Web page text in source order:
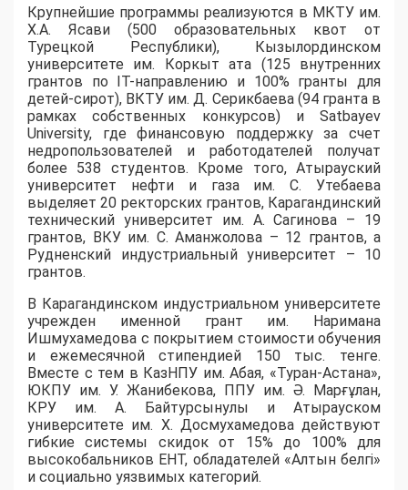
​Крупнейшие программы реализуются в МКТУ им.
Х.А. Ясави (500 образовательных квот от
Турецкой Республики), Кызылординском
университете им. Коркыт ата (125 внутренних
грантов по IT-направлению и 100% гранты для
детей-сирот), ВКТУ им. Д. Серикбаева (94 гранта в
рамках собственных конкурсов) и Satbayev
University, где финансовую поддержку за счет
недропользователей и работодателей получат
более 538 студентов. Кроме того, Атырауский
университет нефти и газа им. С. Утебаева
выделяет 20 ректорских грантов, Карагандинский
технический университет им. А. Сагинова – 19
грантов, ВКУ им. С. Аманжолова – 12 грантов, а
Рудненский индустриальный университет – 10
грантов.
​В Карагандинском индустриальном университете
учрежден именной грант им. Наримана
Ишмухамедова с покрытием стоимости обучения
и ежемесячной стипендией 150 тыс. тенге.
Вместе с тем в КазНПУ им. Абая, «Туран-Астана»,
ЮКПУ им. У. Жанибекова, ППУ им. Ә. Марғұлан,
КРУ им. А. Байтурсынулы и Атырауском
университете им. Х. Досмухамедова действуют
гибкие системы скидок от 15% до 100% для
высокобальников ЕНТ, обладателей «Алтын белгі»
и социально уязвимых категорий.